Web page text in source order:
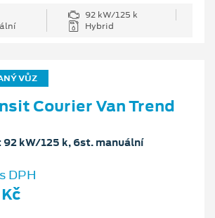
92 kW/125 k
Hybrid
VŮZ
Courier Van Trend
92 kW/125 k, 6st. manuální
DPH